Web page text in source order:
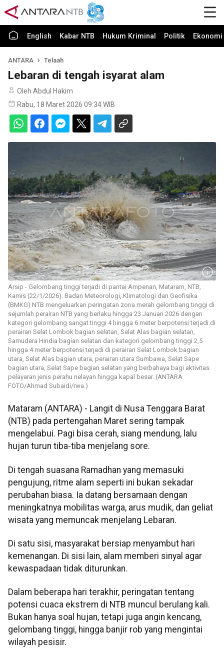
English Kabar NTB Hukum Kriminal Politik
ANTARA Telaah
Lebaran di tengah isyarat alam
Oleh Abdul Hakim
Rabu, 18 Maret 2026 09:34 WIB
Arsip - Gelombang tinggi terjadi di pantai Ampenan, Mataram, NTB,
Kamis (22/1/2026). Badan Meteorologi, Klimatologi dan Geofisika
(BMKG) NTB mengeluarkan peringatan zona merah gelombang tinggi di
sejumlah perairan NTB yang berlaku hingga 23 Januari 2026 dengan
kategori gelombang sangat tinggi 4 hingga 6 meter berpotensi terjadi di
perairan Selat Lombok bagian selatan, Selat Alas bagian selatan,
Samudera Hindia bagian selatan dan kategori gelombang tinggi 2,5
hingga 4 meter berpotensi terjadi di perairan Selat Lombok bagian
utara, Selat Alas bagian utara, perairan utara Sumbawa, Selat Sape
bagian utara, Selat Sape bagian selatan yang berbahaya bagi aktivitas
pelayaran jenis perahu nelayan hingga kapal besar. (ANTARA
FOTO/Ahmad Subaidi/rwa.)
Mataram (ANTARA) - Langit di Nusa Tenggara Barat
(NTB) pada pertengahan Maret sering tampak
mengelabui. Pagi bisa cerah, siang mendung, lalu
hujan turun tiba-tiba menjelang sore.
Di tengah suasana Ramadhan yang memasuki
pengujung, ritme alam seperti ini bukan sekadar
perubahan biasa. Ia datang bersamaan dengan
meningkatnya mobilitas warga, arus mudik, dan geliat
wisata yang memuncak menjelang Lebaran.
Di satu sisi, masyarakat bersiap menyambut hari
kemenangan. Di sisi lain, alam memberi sinyal agar
kewaspadaan tidak diturunkan.
Dalam beberapa hari terakhir, peringatan tentang
potensi cuaca ekstrem di NTB muncul berulang kali.
Bukan hanya soal hujan, tetapi juga angin kencang,
gelombang tinggi, hingga banjir rob yang mengintai
wilayah pesisir.